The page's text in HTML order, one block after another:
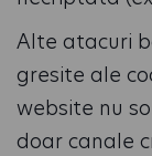
Alte atacuri
gresite ale
website nu
doar canale